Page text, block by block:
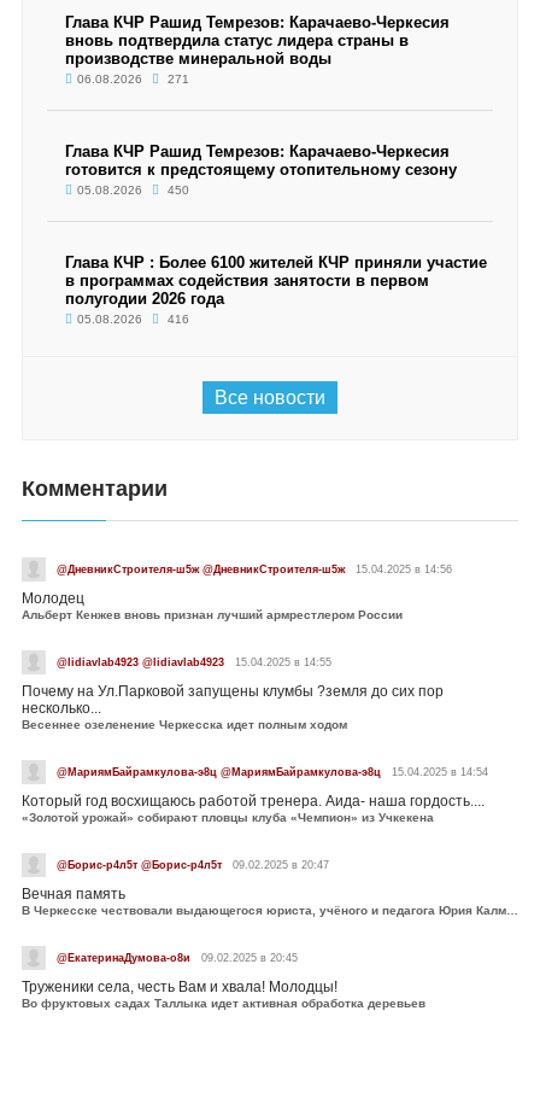
Глава КЧР Рашид Темрезов: Карачаево-Черкесия
вновь подтвердила статус лидера страны в
производстве минеральной воды
06.08.2026 271
Глава КЧР Рашид Темрезов: Карачаево-Черкесия
готовится к предстоящему отопительному сезону
05.08.2026 450
Глава КЧР : Более 6100 жителей КЧР приняли участие
в программах содействия занятости в первом
полугодии 2026 года
05.08.2026 416
Все новости
Комментарии
@ДневникСтроителя-ш5ж @ДневникСтроителя-ш5ж 15.04.2025 в 14:56
Молодец
Альберт Кенжев вновь признан лучший армрестлером России
@lidiavlab4923 @lidiavlab4923 15.04.2025 в 14:55
Почему на Ул.Парковой запущены клумбы ?земля до сих пор
несколько...
Весеннее озеленение Черкесска идет полным ходом
@МариямБайрамкулова-э8ц @МариямБайрамкулова-э8ц 15.04.2025 в 14:54
Который год восхищаюсь работой тренера. Аида- наша гордость....
«Золотой урожай» собирают пловцы клуба «Чемпион» из Учкекена
@Борис-р4л5т @Борис-р4л5т 09.02.2025 в 20:47
Вечная память
В Черкесске чествовали выдающегося юриста, учёного и педагога Юрия Калмыкова
@ЕкатеринаДумова-о8и 09.02.2025 в 20:45
Труженики села, честь Вам и хвала! Молодцы!
Во фруктовых садах Таллыка идет активная обработка деревьев